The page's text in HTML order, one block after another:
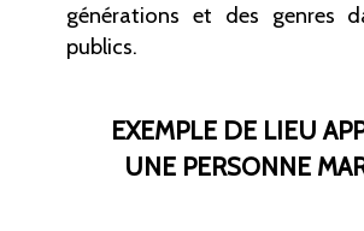
générations et des genres
publics.
EXEMPLE DE LIEU
UNE PERSONNE